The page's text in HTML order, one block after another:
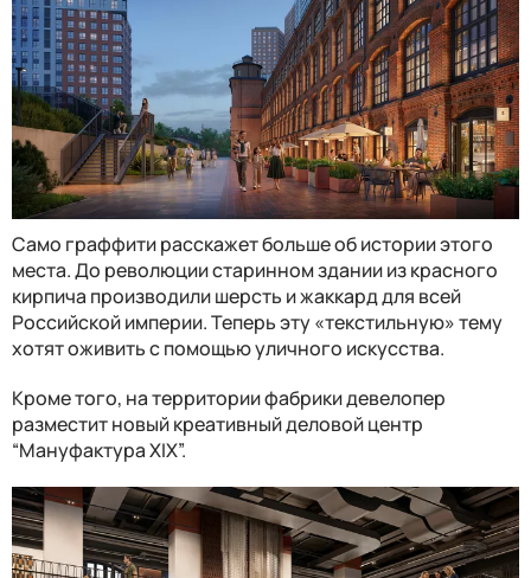
Само граффити расскажет больше об истории этого
места. До революции старинном здании из красного
кирпича производили шерсть и жаккард для всей
Российской империи. Теперь эту «текстильную» тему
хотят оживить с помощью уличного искусства.
Кроме того, на территории фабрики девелопер
разместит новый креативный деловой центр
“Мануфактура XIX”.